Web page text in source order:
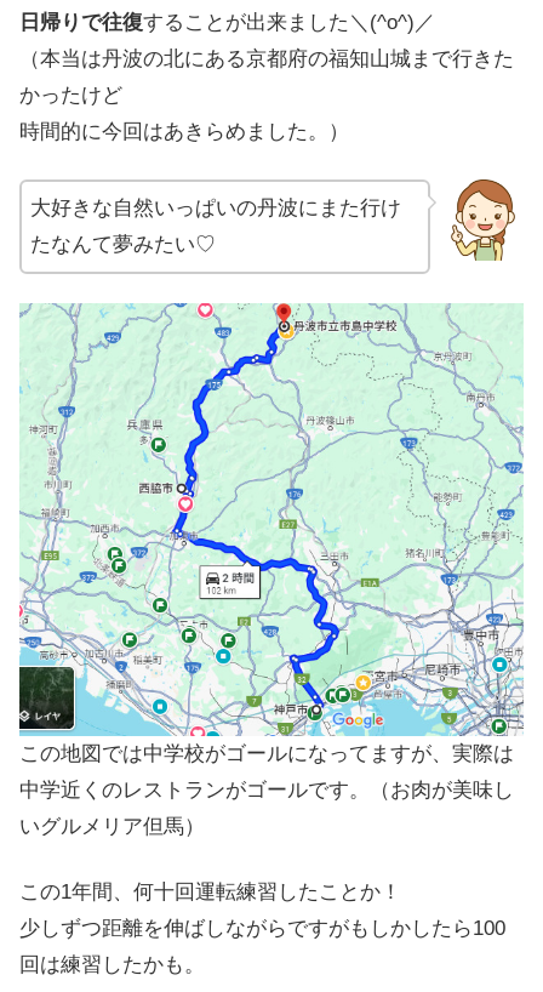
日帰りで往復することが出来ました＼(^o^)／
（本当は丹波の北にある京都府の福知山城まで行きた
かったけど
時間的に今回はあきらめました。）
大好きな自然いっぱいの丹波にまた行け
たなんて夢みたい♡
この地図では中学校がゴールになってますが、実際は
中学近くのレストランがゴールです。（お肉が美味し
いグルメリア但馬）
この1年間、何十回運転練習したことか！
少しずつ距離を伸ばしながらですがもしかしたら100
回は練習したかも。